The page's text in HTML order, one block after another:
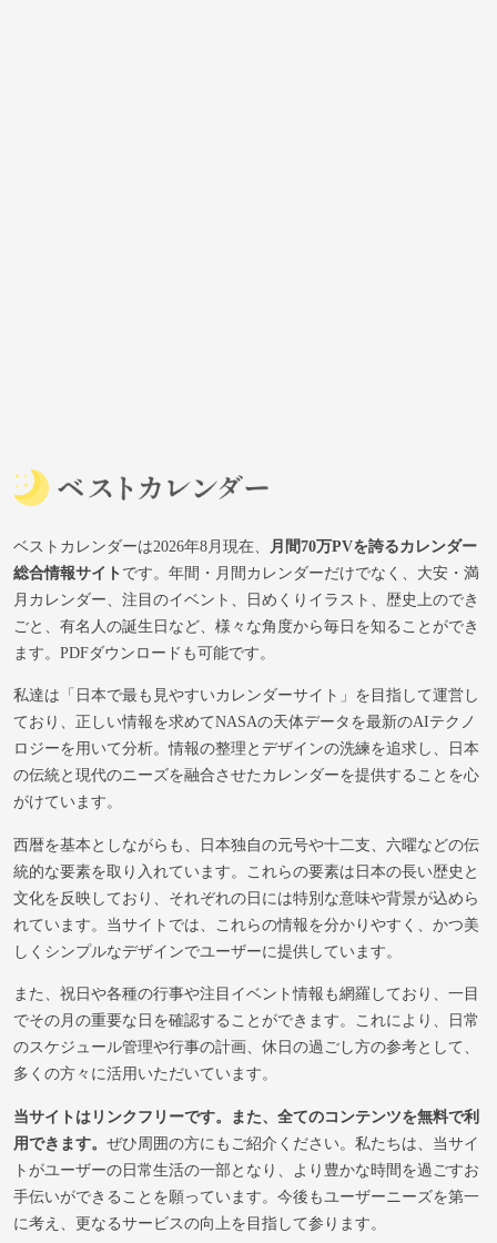
ベストカレンダーは2026年8月現在、
月間70万PVを誇るカレンダー
総合情報サイトです。年間・月間カレンダーだけでなく、大安・満
月カレンダー、注目のイベント、日めくりイラスト、歴史上のでき
ごと、有名人の誕生日など、様々な角度から毎日を知ることができ
ます。PDFダウンロードも可能です。
私達は「日本で最も見やすいカレンダーサイト」を目指して運営し
ており、正しい情報を求めてNASAの天体データを最新のAIテクノ
ロジーを用いて分析。情報の整理とデザインの洗練を追求し、日本
の伝統と現代のニーズを融合させたカレンダーを提供することを心
がけています。
西暦を基本としながらも、日本独自の元号や十二支、六曜などの伝
統的な要素を取り入れています。これらの要素は日本の長い歴史と
文化を反映しており、それぞれの日には特別な意味や背景が込めら
れています。当サイトでは、これらの情報を分かりやすく、かつ美
しくシンプルなデザインでユーザーに提供しています。
また、祝日や各種の行事や注目イベント情報も網羅しており、一目
でその月の重要な日を確認することができます。これにより、日常
のスケジュール管理や行事の計画、休日の過ごし方の参考として、
多くの方々に活用いただいています。
当サイトはリンクフリーです。また、全てのコンテンツを無料で利
用できます。 ぜひ周囲の方にもご紹介ください。私たちは、当サイ
トがユーザーの日常生活の一部となり、より豊かな時間を過ごすお
手伝いができることを願っています。今後もユーザーニーズを第一
に考え、更なるサービスの向上を目指して参ります。